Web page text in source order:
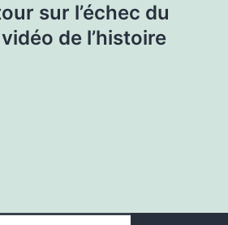
sur l’échec du
de l’histoire